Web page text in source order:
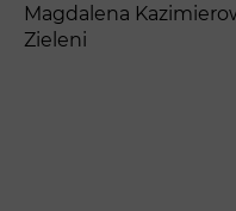
Magdalena
Zieleni